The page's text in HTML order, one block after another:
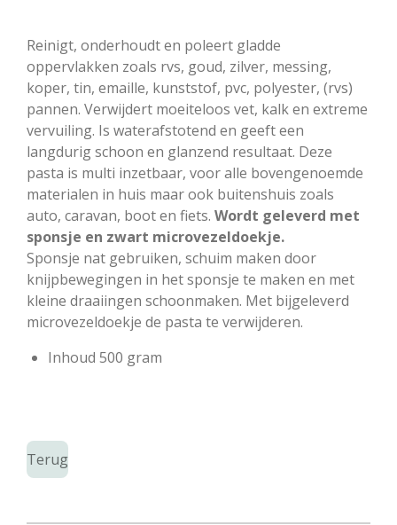
Reinigt, onderhoudt en poleert gladde
oppervlakken zoals rvs, goud, zilver, messing,
koper, tin, emaille, kunststof, pvc, polyester, (rvs)
pannen. Verwijdert moeiteloos vet, kalk en extreme
vervuiling. Is waterafstotend en geeft een
langdurig schoon en glanzend resultaat. Deze
pasta is multi inzetbaar, voor alle bovengenoemde
materialen in huis maar ook buitenshuis zoals
auto, caravan, boot en fiets. Wordt geleverd met
sponsje en zwart microvezeldoekje.
Sponsje nat gebruiken, schuim maken door
knijpbewegingen in het sponsje te maken en met
kleine draaiingen schoonmaken. Met bijgeleverd
microvezeldoekje de pasta te verwijderen.
Inhoud 500 gram
Terug